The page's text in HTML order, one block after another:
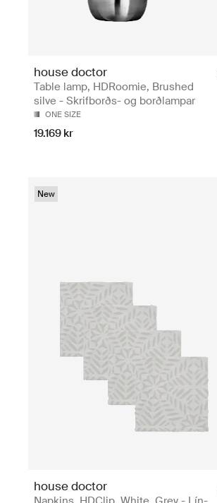
house doctor
Table lamp, HDRoomie, Brushed
silve - Skrifborðs- og borðlampar
ONE SIZE
19.169 kr
New
house doctor